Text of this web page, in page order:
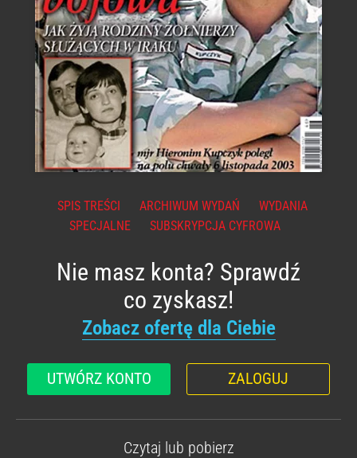
SPIS TREŚCI ARCHIWUM WYDAŃ
WYDANIA
SPECJALNE
SUBSKRYPCJA CYFROWA
Nie masz konta? Sprawdź
co zyskasz!
Zobacz ofertę dla Ciebie
UTWÓRZ KONTO ZALOGUJ
Czytaj lub pobierz